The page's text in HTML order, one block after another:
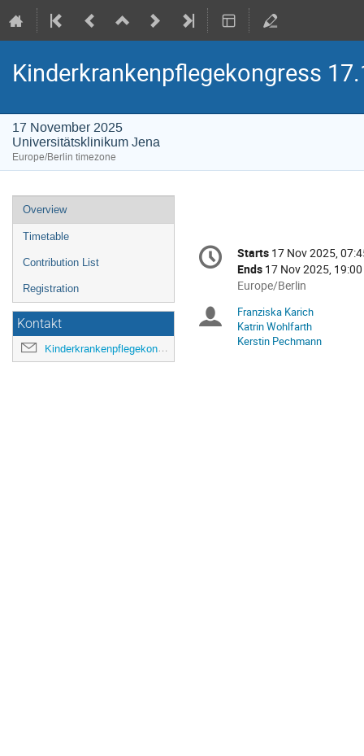
Kinderkrankenpflegekongress
17 November 2025
Universitätsklinikum Jena
Europe/Berlin timezone
Event
menu
Overview
Timetable
Contribution List
Registration
Kontakt
Kinderkrankenpflegekongress@med.uni-jena.de
Conference
information
Date/Time
Starts 17 Nov 2025,
Ends 17 Nov 2025, 19:00
All
are
in
Europe/Berlin
Europe/Berlin
Chairpersons
Franziska Karich
Katrin Wohlfarth
Kerstin Pechmann